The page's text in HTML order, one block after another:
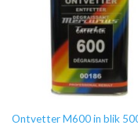
Ontvetter M600 in blik